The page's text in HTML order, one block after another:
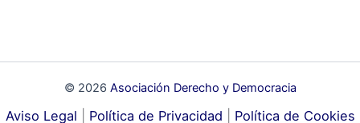
© 2026 Asociación Derecho y Democracia
Aviso Legal Política de Privacidad Política de Cookies